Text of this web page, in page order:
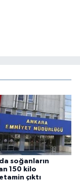
soğanların
150 kilo
çıktı